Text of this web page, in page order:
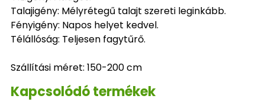
Talajigény: Mélyrétegű talajt szereti leginkább.
Fényigény: Napos helyet kedvel.
Télállóság: Teljesen fagytűrő.
Szállítási méret: 150-200 cm
Kapcsolódó termékek